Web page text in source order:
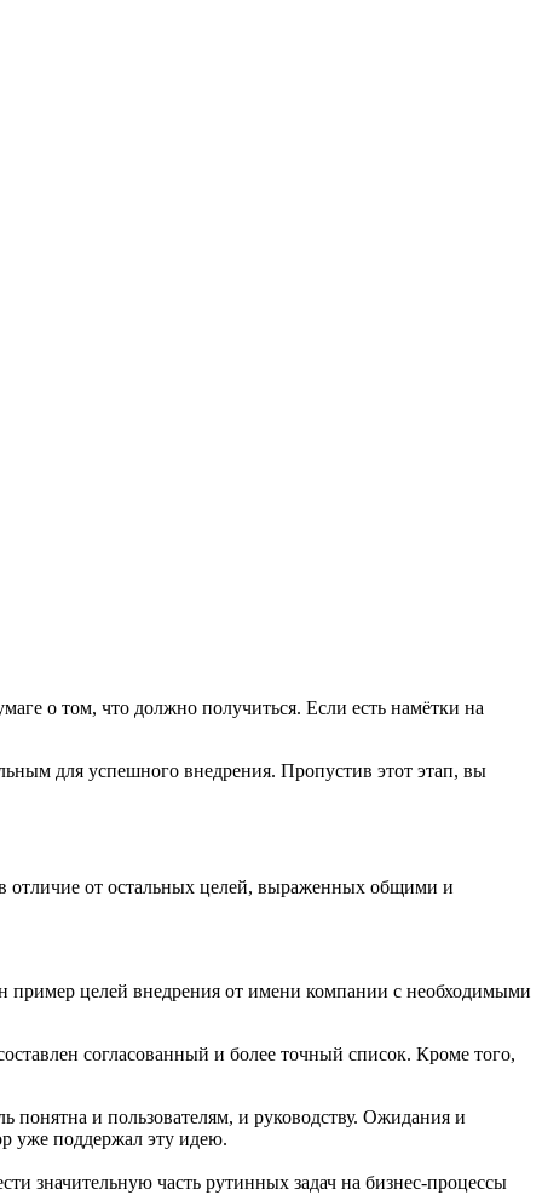
о том, что должно получиться. Если есть намётки на
для успешного внедрения. Пропустив этот этап, вы
отличие от остальных целей, выраженных общими и
пример целей внедрения от имени компании с необходимыми
согласованный и более точный список. Кроме того,
и пользователям, и руководству. Ожидания и
уже поддержал эту идею.
значительную часть рутинных задач на бизнес-процессы